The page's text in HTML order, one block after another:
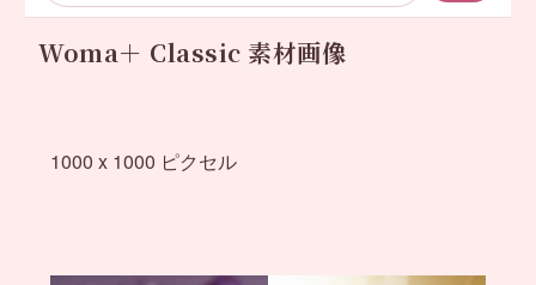
Woma＋ Classic 素材画像
1000 x 1000 ピクセル